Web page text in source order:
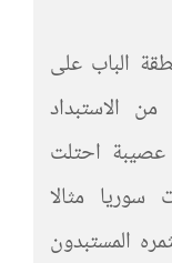
الباب على
الاستبداد
احتلت
سوريا مثالا
المستبدون